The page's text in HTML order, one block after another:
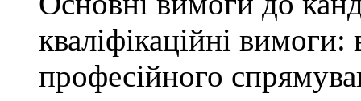
кваліфікаційні
професійного